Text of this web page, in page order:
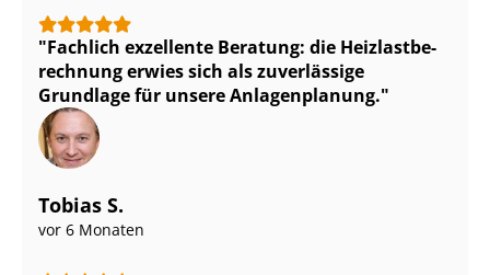
Fachlich exzellente Beratung: die Heiz­last­be­
rech­nung erwies sich als zuverlässige
Grundlage für unsere Anlagenplanung.
Tobias S.
vor 6 Monaten